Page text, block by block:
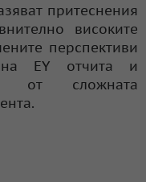
притеснения
високите
перспективи
на EY отчита и
от сложната